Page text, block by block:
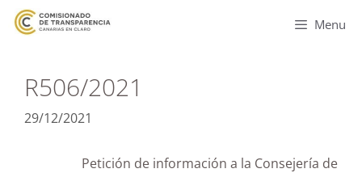
Menu
R506/2021
29/12/2021
Petición de información a la Consejería de